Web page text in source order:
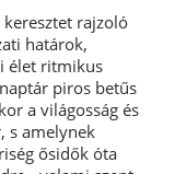
rajzoló
határok,
élet ritmikus
piros betűs
a világosság és
s amelynek
ősidők óta